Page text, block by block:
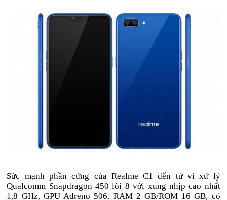
Sức mạnh phần cứng của Realme C1 đến từ vi xử lý
Qualcomm Snapdragon 450 lõi 8 với xung nhịp cao nhất
1,8 GHz, GPU Adreno 506. RAM 2 GB/ROM 16 GB, có